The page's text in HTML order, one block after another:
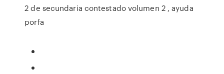
2 de secundaria contestado volumen 2 , ayuda
porfa